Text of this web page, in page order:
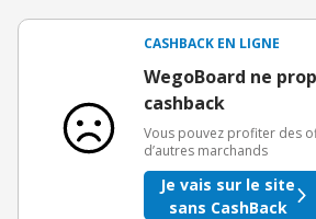
3€ de bienvenue crédités immédiatement
Offre réservée à une toute première
CASHBACK EN LIGNE
WegoBoard ne
cashback
Vous pouvez profiter des
d’autres marchands
Je vais sur le site
sans CashBack